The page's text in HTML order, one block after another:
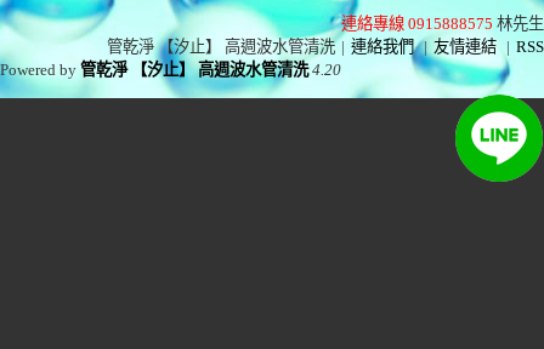
連絡專線 0915888575 林先生
管乾淨 【汐止】 高週波水管清洗 | 連絡我們 | 友情連結 | RSS
Powered by管乾淨 【汐止】 高週波水管清洗 4.20